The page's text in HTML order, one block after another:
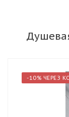
-10% ЧЕРЕЗ